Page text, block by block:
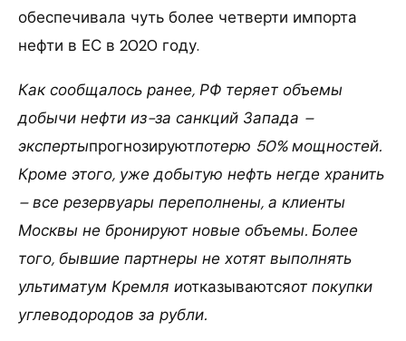
обеспечивала чуть более четверти импорта
нефти в ЕС в 2020 году.
Как сообщалось ранее, РФ теряет объемы
добычи нефти из-за санкций Запада –
экспертыпрогнозируютпотерю 50% мощностей.
Кроме этого, уже добытую нефть негде хранить
– все резервуары переполнены, а клиенты
Москвы не бронируют новые объемы. Более
того, бывшие партнеры не хотят выполнять
ультиматум Кремля иотказываютсяот покупки
углеводородов за рубли.